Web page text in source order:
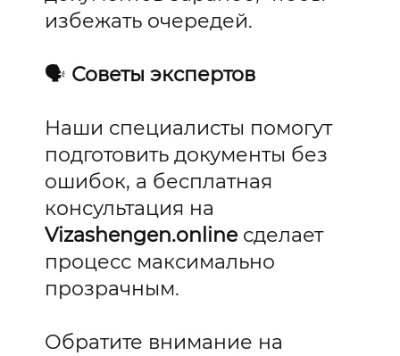
избежать очередей.
🗣️ Советы экспертов
Наши специалисты помогут
подготовить документы без
ошибок, а бесплатная
консультация на
Vizashengen.onlineсделает
процесс максимально
прозрачным.
Обратите внимание на